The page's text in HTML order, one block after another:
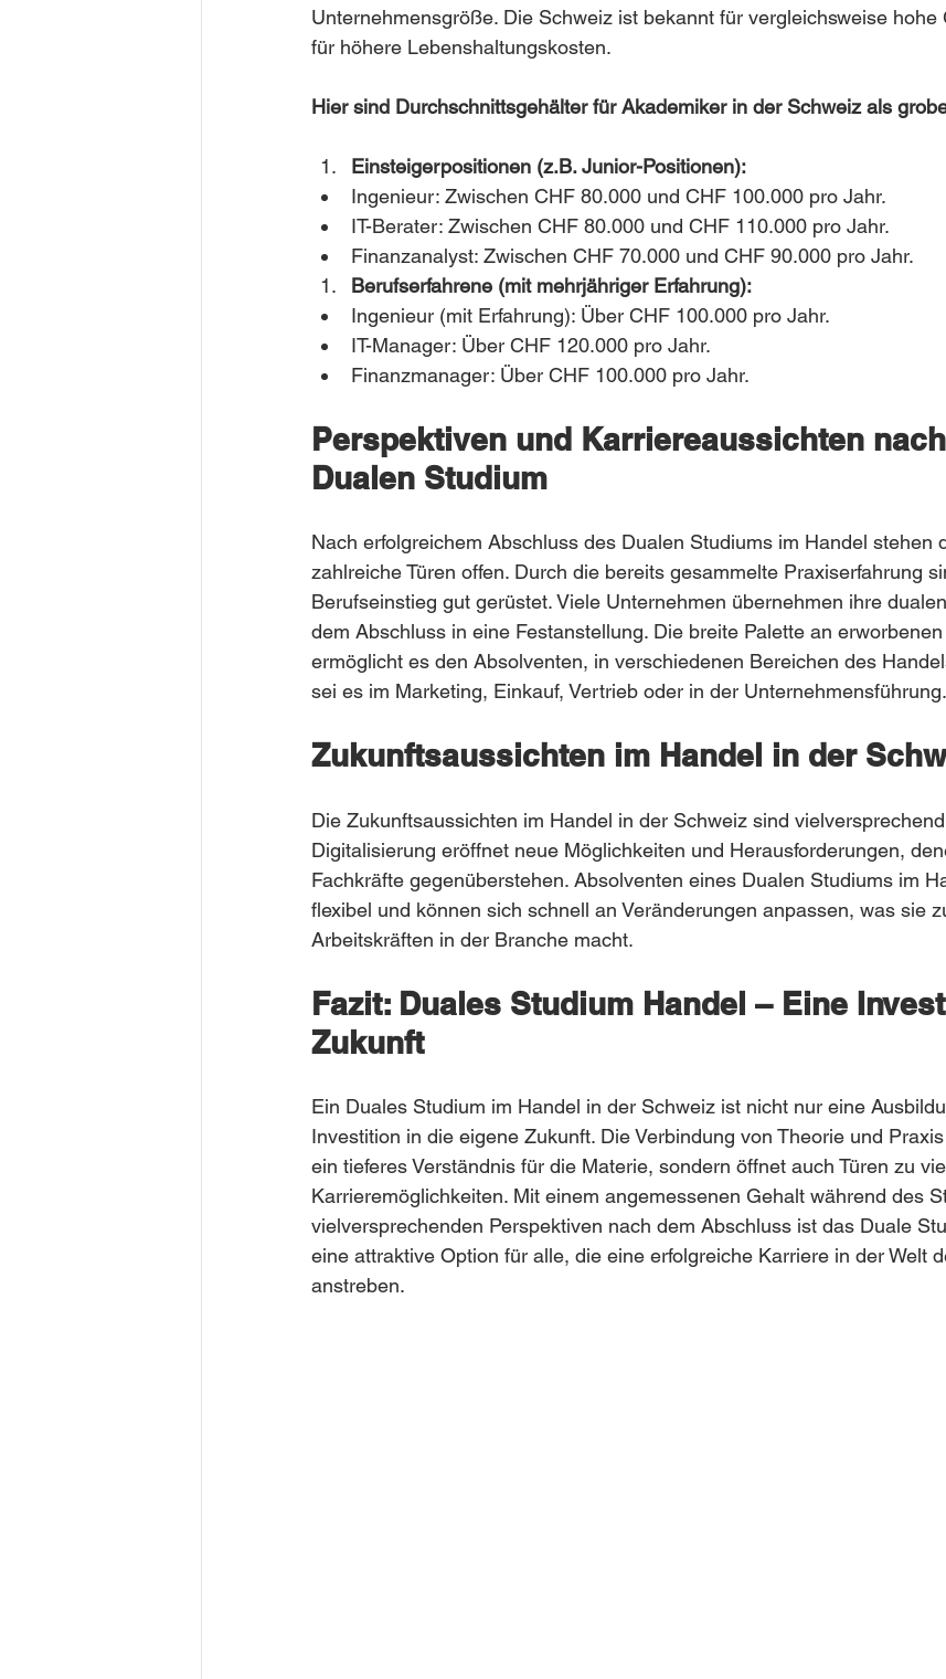
Unternehmensgröße. Die Schweiz ist bekannt für vergleichsweise hohe
für höhere Lebenshaltungskosten.
Hier sind Durchschnittsgehälter für Akademiker in der Schweiz als
Einsteigerpositionen (z.B. Junior-Positionen):
Ingenieur: Zwischen CHF 80.000 und CHF 100.000 pro Jahr.
IT-Berater: Zwischen CHF 80.000 und CHF 110.000 pro Jahr.
Finanzanalyst: Zwischen CHF 70.000 und CHF 90.000 pro Jahr.
Berufserfahrene (mit mehrjähriger Erfahrung):
Ingenieur (mit Erfahrung): Über CHF 100.000 pro Jahr.
IT-Manager: Über CHF 120.000 pro Jahr.
Finanzmanager: Über CHF 100.000 pro Jahr.
Perspektiven und Karriereaussichten
Dualen Studium
Nach erfolgreichem Abschluss des Dualen Studiums im Handel stehen
zahlreiche Türen offen. Durch die bereits gesammelte Praxiserfahrung
Berufseinstieg gut gerüstet. Viele Unternehmen übernehmen ihre
dem Abschluss in eine Festanstellung. Die breite Palette an
ermöglicht es den Absolventen, in verschiedenen Bereichen des
sei es im Marketing, Einkauf, Vertrieb oder in der Unternehmensführung.
Zukunftsaussichten im Handel in der
Die Zukunftsaussichten im Handel in der Schweiz sind
Digitalisierung eröffnet neue Möglichkeiten und Herausforderungen,
Fachkräfte gegenüberstehen. Absolventen eines Dualen Studiums im
flexibel und können sich schnell an Veränderungen anpassen, was sie
Arbeitskräften in der Branche macht.
Fazit: Duales Studium Handel – Eine
Zukunft
Ein Duales Studium im Handel in der Schweiz ist nicht nur eine
Investition in die eigene Zukunft. Die Verbindung von Theorie und
ein tieferes Verständnis für die Materie, sondern öffnet auch Türen zu
Karrieremöglichkeiten. Mit einem angemessenen Gehalt während des
vielversprechenden Perspektiven nach dem Abschluss ist das Duale
eine attraktive Option für alle, die eine erfolgreiche Karriere in der Welt
anstreben.